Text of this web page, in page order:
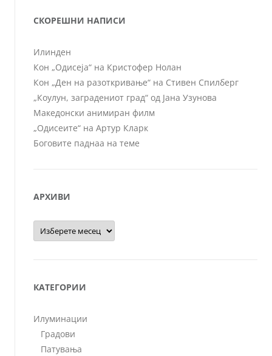
СКОРЕШНИ НАПИСИ
Илинден
Кон „Одисеја“ на Кристофер Нолан
Кон „Ден на разоткривање“ на Стивен Спилберг
„Коулун, заградениот град“ од Јана Узунова
Македонски анимиран филм
„Одисеите“ на Артур Кларк
Боговите паднаа на теме
АРХИВИ
Архиви
КАТЕГОРИИ
Илуминации
Градови
Патувања